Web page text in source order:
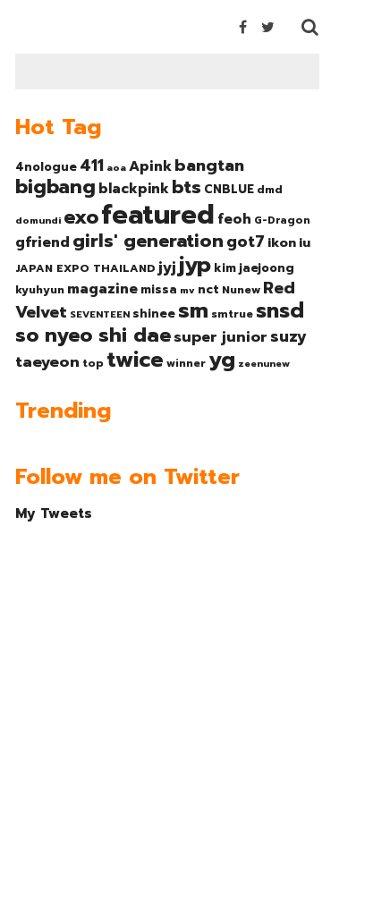
Hot Tag
4nologue 411 aoaApinkbangtan
bigbang blackpinkbts CNBLUE dmd
domundi exofeatured feoh G-Dragon
gfriend girls' generationgot7 ikoniu
JAPAN EXPO THAILAND jyjjyp kim jaejoong
kyuhyun magazine missa mv nct Nunew Red
Velvet SEVENTEEN shinee sm smtrue snsd
so nyeo shi daesuper junior suzy
taeyeon top twice winner yg zeenunew
Trending
Follow me on Twitter
My Tweets